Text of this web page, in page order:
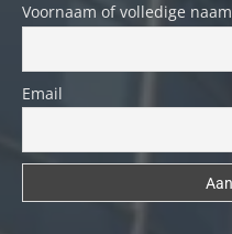
Voornaam of volledige naam
Email